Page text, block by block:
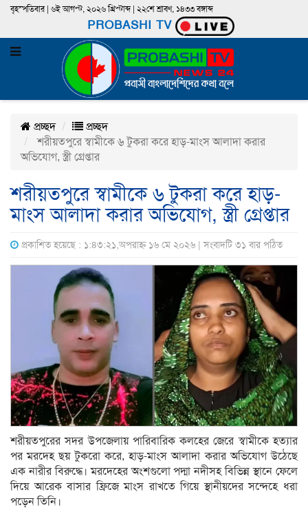
বৃহস্পতিবার | ৬ই আগস্ট, ২০২৬ খ্রিস্টাব্দ | ২২শে শ্রাবণ, ১৪৩৩ বঙ্গাব্দ
PROBASHI TV
প্রচ্ছদ
প্রচ্ছদ
শরীয়তপুরে স্বামীকে ৬ টুকরা করে হাড়-মাংস আলাদা করার
অভিযোগ, স্ত্রী গ্রেপ্তার
শরীয়তপুরে স্বামীকে ৬ টুকরা করে হাড়-
মাংস আলাদা করার অভিযোগ, স্ত্রী গ্রেপ্তার
প্রকাশিত হয়েছে : ১:৪৩:২১,অপরাহ্ন ১৬ মে ২০২৬ | সংবাদটি ৩১ বার পঠিত
শরীয়তপুরের সদর উপজেলায় পারিবারিক কলহের জেরে স্বামীকে হত্যার
পর মরদেহ ছয় টুকরো করে, হাড়-মাংস আলাদা করার অভিযোগ উঠেছে
এক নারীর বিরুদ্ধে। মরদেহের অংশগুলো পদ্মা নদীসহ বিভিন্ন স্থানে ফেলে
দিয়ে আরেক বাসার ফ্রিজে মাংস রাখতে গিয়ে স্থানীয়দের সন্দেহে ধরা
পড়েন তিনি।